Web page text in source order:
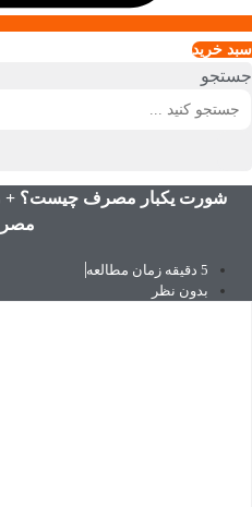
سبد خريد
جستجو
شورت یکبار مصرف چیست؟ +
5 دقیقه زمان مطالعه
بدون نظر